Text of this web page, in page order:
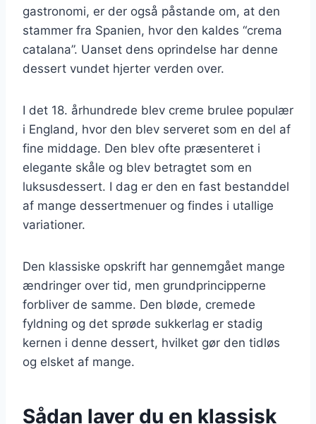
gastronomi, er der også påstande om, at den
stammer fra Spanien, hvor den kaldes “crema
catalana”. Uanset dens oprindelse har denne
dessert vundet hjerter verden over.
I det 18. århundrede blev creme brulee populær
i England, hvor den blev serveret som en del af
fine middage. Den blev ofte præsenteret i
elegante skåle og blev betragtet som en
luksusdessert. I dag er den en fast bestanddel
af mange dessertmenuer og findes i utallige
variationer.
Den klassiske opskrift har gennemgået mange
ændringer over tid, men grundprincipperne
forbliver de samme. Den bløde, cremede
fyldning og det sprøde sukkerlag er stadig
kernen i denne dessert, hvilket gør den tidløs
og elsket af mange.
Sådan laver du en klassisk